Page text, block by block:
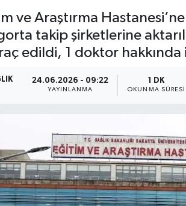
ve Araştırma
takip şirketlerine
edildi, 1 doktor
24.06.2026 - 09:22
YAYINLANMA
1 DK
OKUNMA SÜRESI